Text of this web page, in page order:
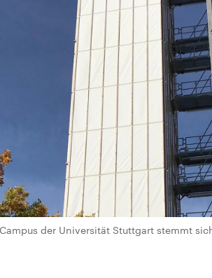
der Universität Stuttgart stemmt